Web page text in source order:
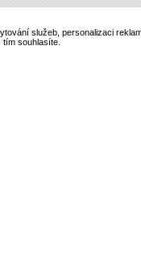
služeb, personalizaci
souhlasíte.